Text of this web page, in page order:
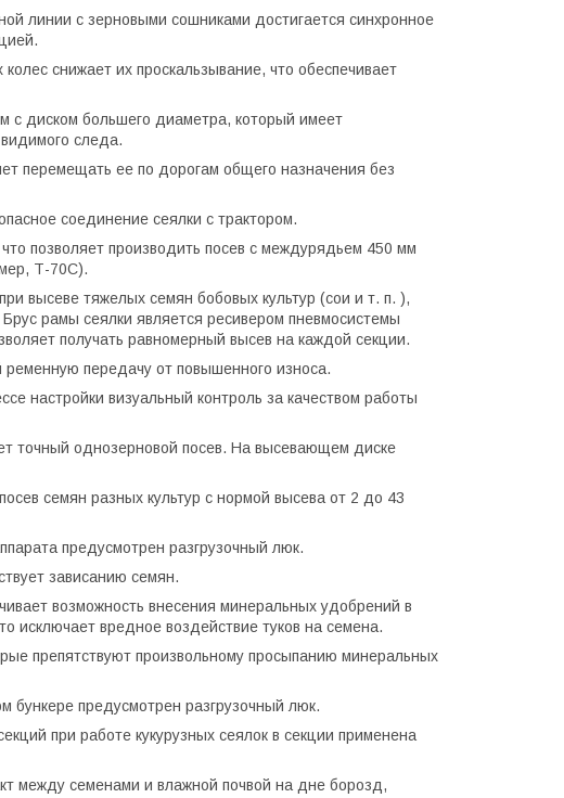
линии с зерновыми сошниками достигается синхронное
снижает их проскальзывание, что обеспечивает
диском большего диаметра, который имеет
следа.
перемещать ее по дорогам общего назначения без
соединение сеялки с трактором.
позволяет производить посев с междурядьем 450 мм
Т-70С).
высеве тяжелых семян бобовых культур (сои и т. п. ),
рамы сеялки является ресивером пневмосистемы
получать равномерный высев на каждой секции.
передачу от повышенного износа.
настройки визуальный контроль за качеством работы
точный однозерновой посев. На высевающем диске
семян разных культур с нормой высева от 2 до 43
предусмотрен разгрузочный люк.
зависанию семян.
возможность внесения минеральных удобрений в
исключает вредное воздействие туков на семена.
препятствуют произвольному просыпанию минеральных
бункере предусмотрен разгрузочный люк.
при работе кукурузных сеялок в секции применена
между семенами и влажной почвой на дне борозд,